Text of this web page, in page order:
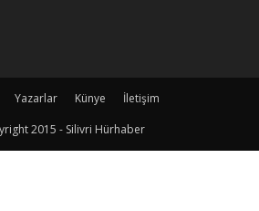
Yazarlar Künye
İletişim
2015 - Silivri Hürhaber